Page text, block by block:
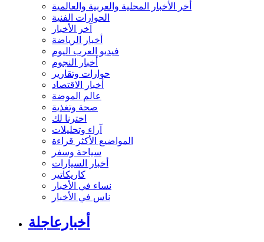
أخر الأخبار المحلية والعربية والعالمية
الحوارات الفنية
آخر الأخبار
أخبار الرياضة
فيديو العرب اليوم
أخبار النجوم
حوارات وتقارير
أخبار الاقتصاد
عالم الموضة
صحة وتغذية
اخترنا لك
آراء وتحليلات
المواضيع الأكثر قراءة
سياحة وسفر
أخبار السيارات
كاريكاتير
نساء في الأخبار
ناس في الأخبار
أخبارعاجلة